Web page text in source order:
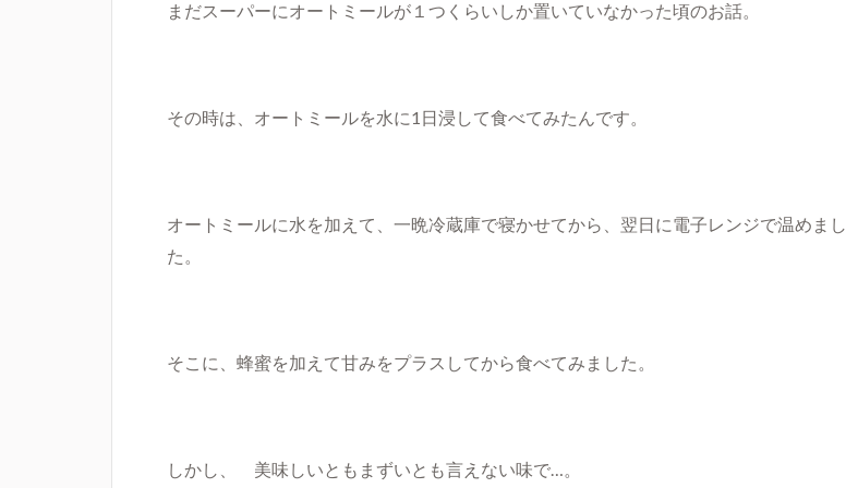
まだスーパーにオートミールが１つくらいしか置いていなかった頃のお話。
その時は、オートミールを水に1 日浸して食べてみたんです。
オートミールに水を加えて、一晩冷蔵庫で寝かせてから、翌日に電子レンジで温めまし
た。
そこに、蜂蜜を加えて甘みをプラスしてから食べてみました。
しかし、 美味しいともまずいとも言えない味で…。